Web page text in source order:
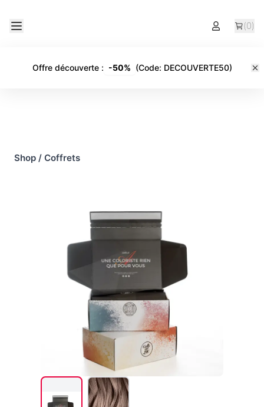
(0)
Offre découverte: -50% (Code: DECOUVERTE50)
Shop / Coffrets